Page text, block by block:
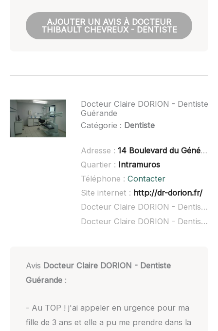
AJOUTER UN AVIS À DOCTEUR
THIBAULT CHEVREUX - DENTISTE
Docteur Claire DORION - Dentiste
Guérande
Catégorie : Dentiste
Adresse : 14 Boulevard du Général de Gaulle, 44350 Guérande
Quartier : Intramuros
Téléphone : Contacter
Site internet : http://dr-dorion.fr/
Docteur Claire DORION - Dentiste Guérande à domicile :
Docteur Claire DORION - Dentiste Guérande ouvert dimanche :
Avis Docteur Claire DORION - Dentiste
Guérande:
- Au TOP ! j'ai appeler en urgence pour ma
fille de 3 ans et elle a pu me prendre dans la